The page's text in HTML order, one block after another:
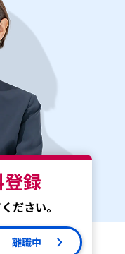
登録
ださい。
離職中